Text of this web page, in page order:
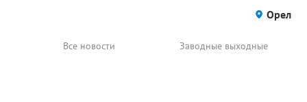
Орел
Все новости Заводные выходные